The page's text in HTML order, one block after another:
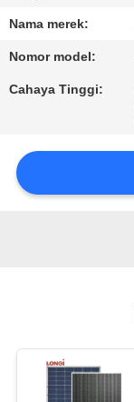
PRIVACY
POLICY
Nama merek:
Nomor model:
Cahaya Tinggi: